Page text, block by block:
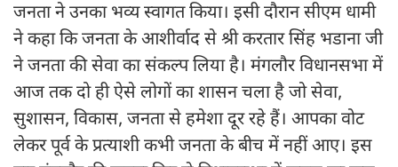
जनता ने उनका भव्य स्वागत किया। इसी दौरान सीएम धामी
ने कहा कि जनता के आशीर्वाद से श्री करतार सिंह भडाना जी
ने जनता की सेवा का संकल्प लिया है। मंगलौर विधानसभा में
आज तक दो ही ऐसे लोगों का शासन चला है जो सेवा,
सुशासन, विकास, जनता से हमेशा दूर रहे हैं। आपका वोट
लेकर पूर्व के प्रत्याशी कभी जनता के बीच में नहीं आए। इस